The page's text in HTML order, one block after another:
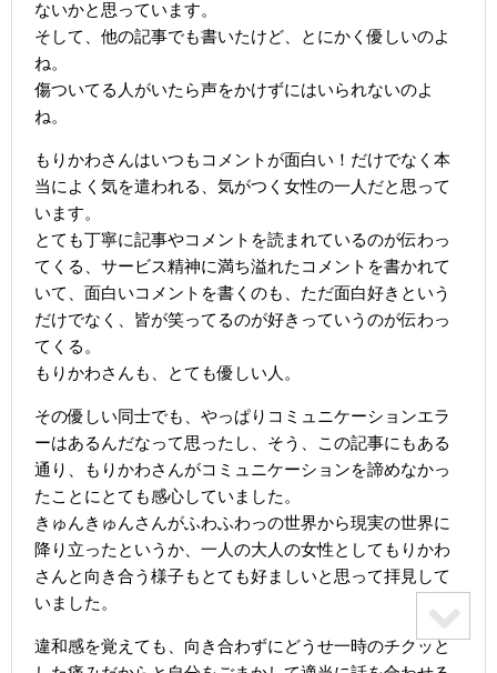
ないかと思っています。
そして、他の記事でも書いたけど、とにかく優しいのよ
ね。
傷ついてる人がいたら声をかけずにはいられないのよ
ね。
もりかわさんはいつもコメントが面白い！だけでなく本
当によく気を遣われる、気がつく女性の一人だと思って
います。
とても丁寧に記事やコメントを読まれているのが伝わっ
てくる、サービス精神に満ち溢れたコメントを書かれて
いて、面白いコメントを書くのも、ただ面白好きという
だけでなく、皆が笑ってるのが好きっていうのが伝わっ
てくる。
もりかわさんも、とても優しい人。
その優しい同士でも、やっぱりコミュニケーションエラ
ーはあるんだなって思ったし、そう、この記事にもある
通り、もりかわさんがコミュニケーションを諦めなかっ
たことにとても感心していました。
きゅんきゅんさんがふわふわっの世界から現実の世界に
降り立ったというか、一人の大人の女性としてもりかわ
さんと向き合う様子もとても好ましいと思って拝見して
いました。
違和感を覚えても、向き合わずにどうせ一時のチクッと